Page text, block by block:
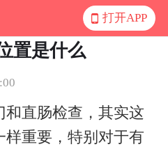
打开APP
置是什么
和直肠检查，其实这
重要，特别对于有